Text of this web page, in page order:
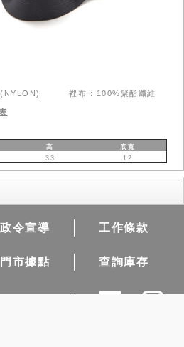
(NYLON) 裡布 : 100%聚酯纖維
高
底寬
33 12
政令宣導 工作條款
門市據點 查詢庫存